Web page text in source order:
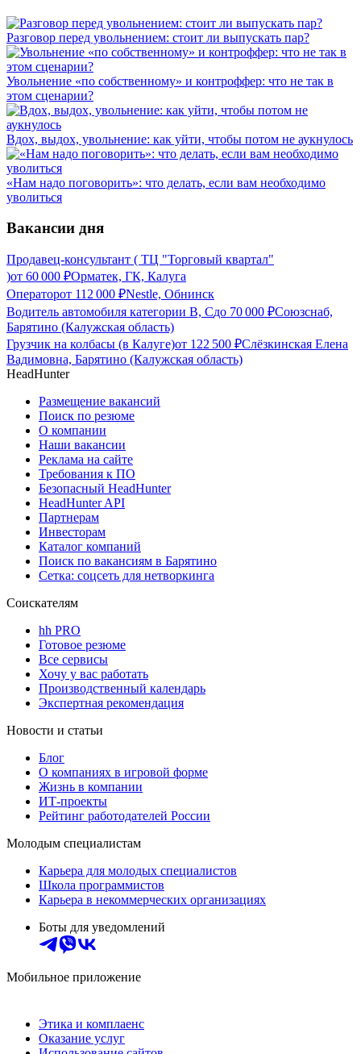
Разговор перед увольнением: стоит ли выпускать пар?
Увольнение «по собственному» и контроффер: что не так в
этом сценарии?
Вдох, выдох, увольнение: как уйти, чтобы потом не аукнулось
«Нам надо поговорить»: что делать, если вам необходимо
уволиться
Вакансии дня
Продавец-консультант ( ТЦ "Торговый квартал"
)от 60 000 ₽Орматек, ГК, Калуга
Операторот 112 000 ₽Nestle, Обнинск
Водитель автомобиля категории В, Сдо 70 000 ₽Союзснаб,
Барятино (Калужская область)
Грузчик на колбасы (в Калуге)от 122 500 ₽Слёзкинская Елена
Вадимовна, Барятино (Калужская область)
HeadHunter
Размещение вакансий
Поиск по резюме
О компании
Наши вакансии
Реклама на сайте
Требования к ПО
Безопасный HeadHunter
HeadHunter API
Партнерам
Инвесторам
Каталог компаний
Поиск по вакансиям в Барятино
Сетка: соцсеть для нетворкинга
Соискателям
hh PRO
Готовое резюме
Все сервисы
Хочу у вас работать
Производственный календарь
Экспертная рекомендация
Новости и статьи
Блог
О компаниях в игровой форме
Жизнь в компании
ИТ-проекты
Рейтинг работодателей России
Молодым специалистам
Карьера для молодых специалистов
Школа программистов
Карьера в некоммерческих организациях
Боты для уведомлений
Мобильное приложение
Этика и комплаенс
Оказание услуг